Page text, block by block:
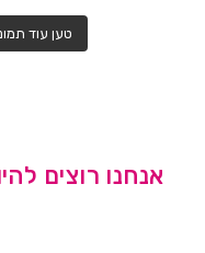
טען עוד
אנחנו רוצים